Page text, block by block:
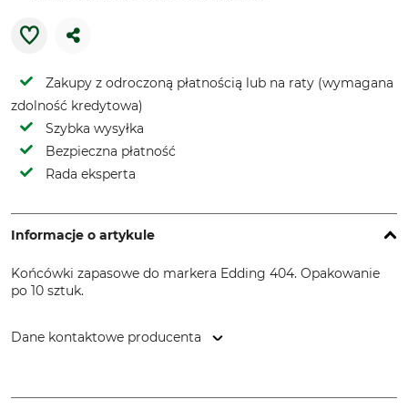
Zakupy z odroczoną płatnością lub na raty (wymagana
zdolność kredytowa)
Szybka wysyłka
Bezpieczna płatność
Rada eksperta
Informacje o artykule
Końcówki zapasowe do markera Edding 404. Opakowanie
po 10 sztuk.
Dane kontaktowe producenta
Ahrensburg, Germany, www.edding.com